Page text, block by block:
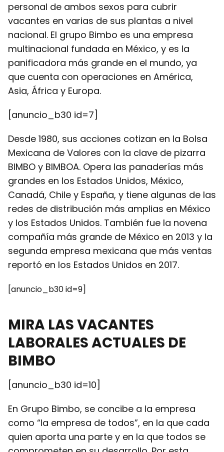
personal de ambos sexos para cubrir
vacantes en varias de sus plantas a nivel
nacional. El grupo Bimbo es una empresa
multinacional fundada en México, y es la
panificadora más grande en el mundo, ya
que cuenta con operaciones en América,
Asia, África y Europa.
[anuncio_b30 id=7]
Desde 1980, sus acciones cotizan en la Bolsa
Mexicana de Valores con la clave de pizarra
BIMBO y BIMBOA. Opera las panaderías más
grandes en los Estados Unidos, México,
Canadá, Chile y España, y tiene algunas de las
redes de distribución más amplias en México
y los Estados Unidos. También fue la novena
compañía más grande de México en 2013 y la
segunda empresa mexicana que más ventas
reportó en los Estados Unidos en 2017.
[anuncio_b30 id=9]
MIRA LAS VACANTES
LABORALES ACTUALES DE
BIMBO
[anuncio_b30 id=10]
En Grupo Bimbo, se concibe a la empresa
como “la empresa de todos”, en la que cada
quien aporta una parte y en la que todos se